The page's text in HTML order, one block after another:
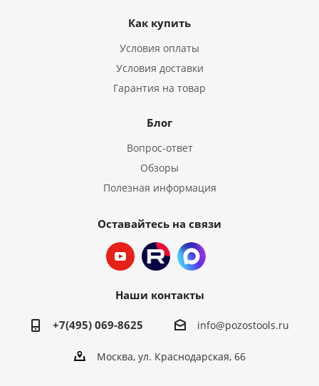
Как купить
Условия оплаты
Условия доставки
Гарантия на товар
Блог
Вопрос-ответ
Обзоры
Полезная информация
Оставайтесь на связи
Наши контакты
+7(495) 069-8625 info@pozostools.ru
Москва, ул. Краснодарская, 66